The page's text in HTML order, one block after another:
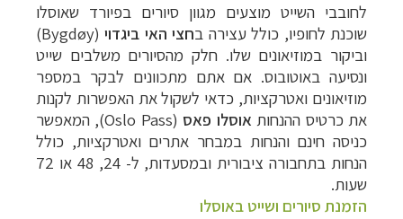
לחובבי השייט מוצעים מגוון סיורים בפיורד שאוסלו
שוכנת לחופיו, כולל עצירה בחצי האי ביגדוי(
Bygdøy
)
וביקור במוזיאונים שלו. חלק מהסיורים משלבים שייט
ונסיעה באוטובוס. אם אתם מתכוונים לבקר במספר
מוזיאונים ואטרקציות, כדאי לשקול את האפשרות לקנות
את כרטיס ההנחות אוסלו פאס (
Oslo Pass), המאפשר
כניסה חינם והנחות במבחר אתרים ואטרקציות, כולל
הנחות בתחבורה ציבורית ובמסעדות, ל- 24, 48 או 72
שעות.
הזמנת סיורים ושייט באוסלו
תכנוןטיולים למדינות אירופה לחצו לרשימת היעדים »
קרוזים והפלגות נופש